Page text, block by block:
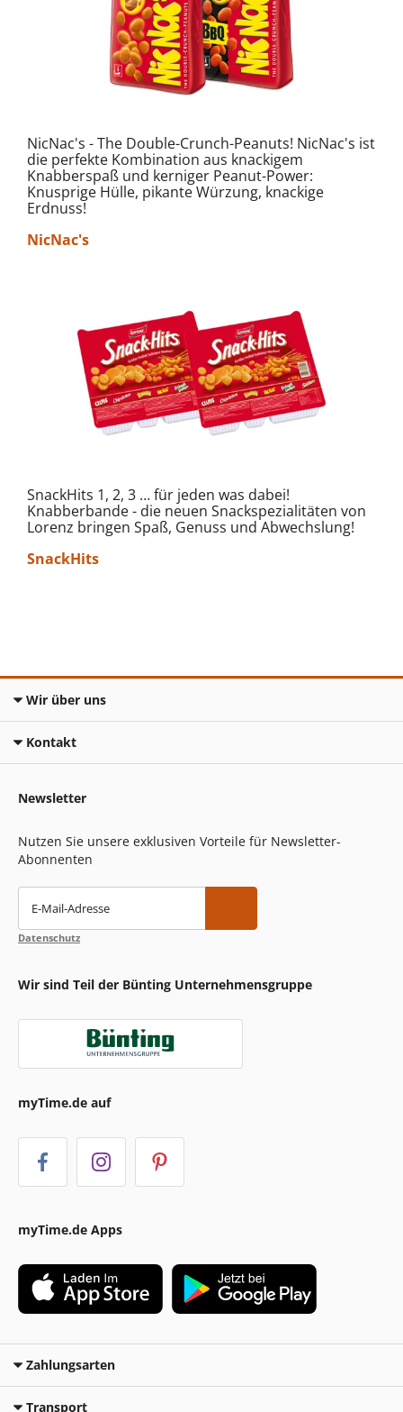
NicNac's - The Double-Crunch-Peanuts! NicNac's ist
die perfekte Kombination aus knackigem
Knabberspaß und kerniger Peanut-Power:
Knusprige Hülle, pikante Würzung, knackige
Erdnuss!
NicNac's
SnackHits 1, 2, 3 … für jeden was dabei!
Knabberbande - die neuen Snackspezialitäten von
Lorenz bringen Spaß, Genuss und Abwechslung!
SnackHits
Wir über uns
Kontakt
Newsletter
Nutzen Sie unsere exklusiven Vorteile für Newsletter-
Abonnenten
E-Mail-Adresse
Datenschutz
Wir sind Teil der Bünting Unternehmensgruppe
myTime.de auf
myTime.de Apps
Zahlungsarten
Transport